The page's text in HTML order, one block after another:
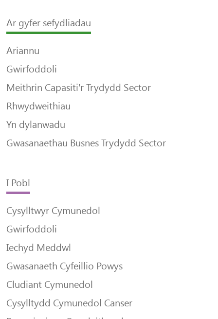
Ar gyfer sefydliadau
Ariannu
Gwirfoddoli
Meithrin Capasiti’r Trydydd Sector
Rhwydweithiau
Yn dylanwadu
Gwasanaethau Busnes Trydydd Sector
I Pobl
Cysylltwyr Cymunedol
Gwirfoddoli
Iechyd Meddwl
Gwasanaeth Cyfeillio Powys
Cludiant Cymunedol
Cysylltydd Cymunedol Canser